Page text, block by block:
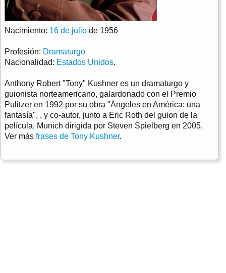
Nacimiento: 16 de julio de 1956
Profesión: Dramaturgo
Nacionalidad: Estados Unidos.
Anthony Robert "Tony" Kushner es un dramaturgo y
guionista norteamericano, galardonado con el Premio
Pulitzer en 1992 por su obra "Ángeles en América: una
fantasía", , y co-autor, junto a Eric Roth del guion de la
película, Munich dirigida por Steven Spielberg en 2005.
Ver más frases de Tony Kushner.